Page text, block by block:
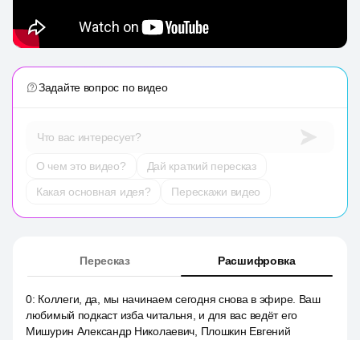
Задайте вопрос по видео
Что вас интересует?
О чем это видео?
Дай краткий пересказ
Какая основная идея?
Перескажи видео
Пересказ Расшифровка
0: Коллеги, да, мы начинаем сегодня снова в эфире. Ваш
любимый подкаст изба читальня, и для вас ведёт его
Мишурин Александр Николаевич, Плошкин Евгений